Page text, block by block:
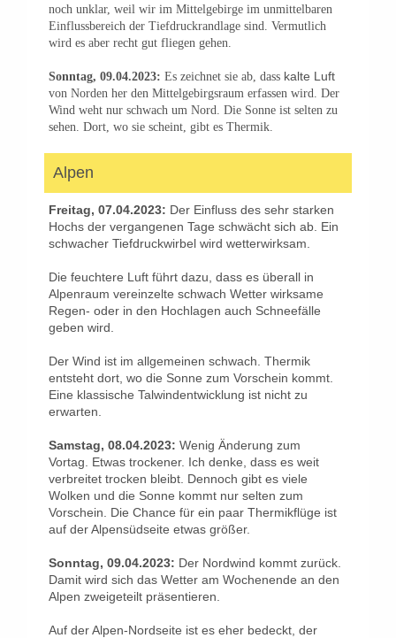
noch unklar, weil wir im Mittelgebirge im unmittelbaren
Einflussbereich der Tiefdruckrandlage sind. Vermutlich
wird es aber recht gut fliegen gehen.
Sonntag, 09.04.2023: Es zeichnet sie ab, dass kalte Luft
von Norden her den Mittelgebirgsraum erfassen wird. Der
Wind weht nur schwach um Nord. Die Sonne ist selten zu
sehen. Dort, wo sie scheint, gibt es Thermik.
Alpen
Freitag, 07.04.2023: Der Einfluss des sehr starken
Hochs der vergangenen Tage schwächt sich ab. Ein
schwacher Tiefdruckwirbel wird wetterwirksam.
Die feuchtere Luft führt dazu, dass es überall in
Alpenraum vereinzelte schwach Wetter wirksame
Regen- oder in den Hochlagen auch Schneefälle
geben wird.
Der Wind ist im allgemeinen schwach. Thermik
entsteht dort, wo die Sonne zum Vorschein kommt.
Eine klassische Talwindentwicklung ist nicht zu
erwarten.
Samstag, 08.04.2023: Wenig Änderung zum
Vortag. Etwas trockener. Ich denke, dass es weit
verbreitet trocken bleibt. Dennoch gibt es viele
Wolken und die Sonne kommt nur selten zum
Vorschein. Die Chance für ein paar Thermikflüge ist
auf der Alpensüdseite etwas größer.
Sonntag, 09.04.2023: Der Nordwind kommt zurück.
Damit wird sich das Wetter am Wochenende an den
Alpen zweigeteilt präsentieren.
Auf der Alpen-Nordseite ist es eher bedeckt, der